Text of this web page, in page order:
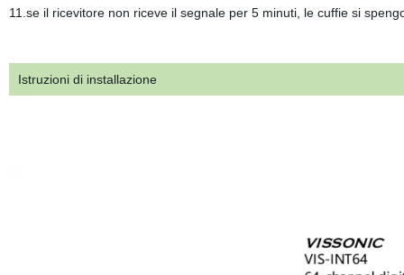
11.se il ricevitore non riceve il segnale per 5 minuti, le cuffie si
Istruzioni di installazione